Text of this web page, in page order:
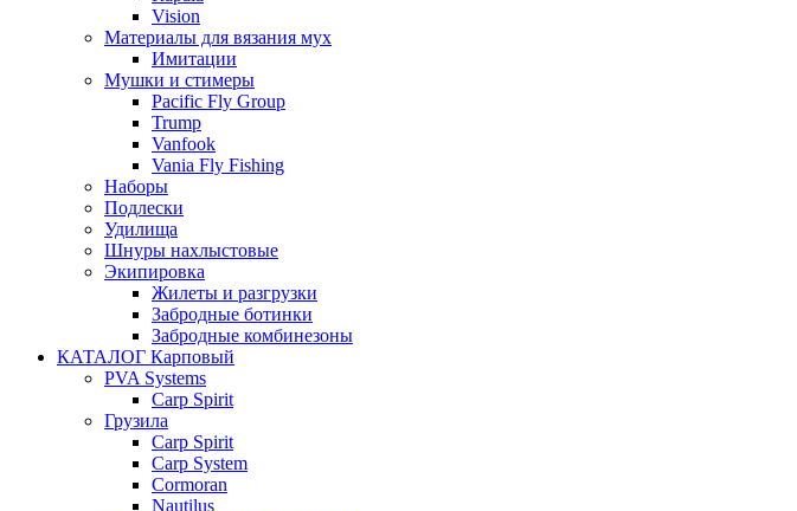
Vision
Материалы для вязания мух
Имитации
Мушки и стимеры
Pacific Fly Group
Trump
Vanfook
Vania Fly Fishing
Наборы
Подлески
Удилища
Шнуры нахлыстовые
Экипировка
Жилеты и разгрузки
Забродные ботинки
Забродные комбинезоны
КАТАЛОГ Карповый
PVA Systems
Carp Spirit
Грузила
Carp Spirit
Carp System
Cormoran
Nautilus